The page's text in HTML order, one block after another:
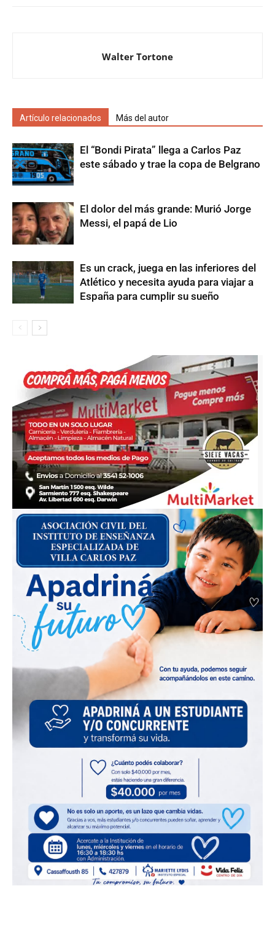
Walter Tortone
Artículo relacionados Más del autor
El “Bondi Pirata” llega a Carlos Paz
este sábado y trae la copa de Belgrano
El dolor del más grande: Murió Jorge
Messi, el papá de Lio
Es un crack, juega en las inferiores del
Atlético y necesita ayuda para viajar a
España para cumplir su sueño